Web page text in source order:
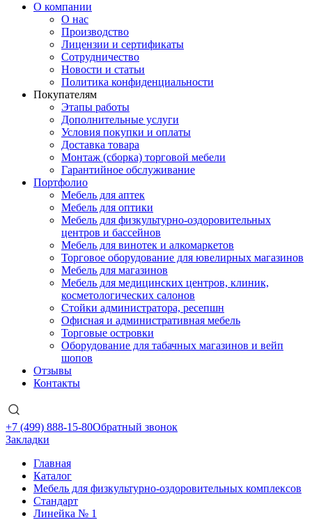
О компании
О нас
Производство
Лицензии и сертификаты
Сотрудничество
Новости и статьи
Политика конфиденциальности
Покупателям
Этапы работы
Дополнительные услуги
Условия покупки и оплаты
Доставка товара
Монтаж (сборка) торговой мебели
Гарантийное обслуживание
Портфолио
Мебель для аптек
Мебель для оптики
Мебель для физкультурно-оздоровительных
центров и бассейнов
Мебель для винотек и алкомаркетов
Торговое оборудование для ювелирных магазинов
Мебель для магазинов
Мебель для медицинских центров, клиник,
косметологических салонов
Стойки администратора, ресепшн
Офисная и административная мебель
Торговые островки
Оборудование для табачных магазинов и вейп
шопов
Отзывы
Контакты
+7 (499) 888-15-80Обратный звонок
Закладки
Главная
Каталог
Мебель для физкультурно-оздоровительных комплексов
Стандарт
Линейка № 1